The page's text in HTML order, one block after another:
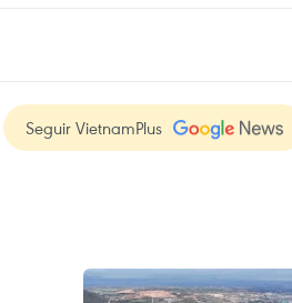
Seguir VietnamPlus